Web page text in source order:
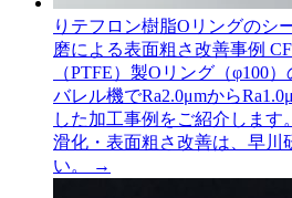
りテフロン樹脂Oリングのシ
磨による表面粗さ改善事例
（PTFE）製Oリング（φ100
バレル機でRa2.0μmから
した加工事例をご紹介しま
滑化・表面粗さ改善は、早川
い。
→